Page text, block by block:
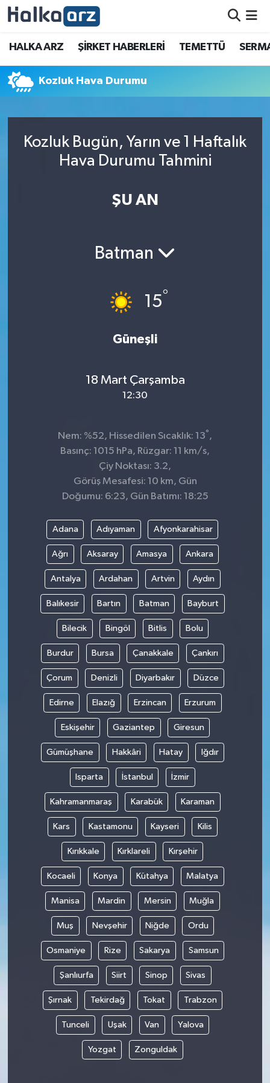
HALKA ARZ ŞİRKET HABERLERİ TEMETTÜ
Kozluk Hava Durumu
Kozluk Bugün, Yarın ve 1 Haftalık
Hava Durumu Tahmini
ŞU AN
Batman
15°
Güneşli
18 Mart Çarşamba
12:30
Nem: %52, Hissedilen Sıcaklık: 13°,
Basınç: 1015 hPa, Rüzgar: 11 km/s,
Çiy Noktası: 3.2,
Görüş Mesafesi: 10 km, Gün
Doğumu: 6:23, Gün Batımı: 18:25
Adana Adıyaman Afyonkarahisar
Ağrı Aksaray Amasya Ankara
Antalya Ardahan Artvin Aydın
Balıkesir Bartın Batman Bayburt
Bilecik Bingöl Bitlis Bolu
Burdur Bursa Çanakkale Çankırı
Çorum Denizli Diyarbakır Düzce
Edirne Elazığ Erzincan Erzurum
Eskişehir Gaziantep Giresun
Gümüşhane Hakkâri Hatay Iğdır
Isparta İstanbul İzmir
Kahramanmaraş Karabük Karaman
Kars Kastamonu Kayseri Kilis
Kırıkkale Kırklareli Kırşehir
Kocaeli Konya Kütahya Malatya
Manisa Mardin Mersin Muğla
Muş Nevşehir Niğde Ordu
Osmaniye Rize Sakarya Samsun
Şanlıurfa Siirt Sinop Sivas
Şırnak Tekirdağ Tokat Trabzon
Tunceli Uşak Van Yalova
Yozgat Zonguldak
HALKA ARZ
SERMAYE ARTIRIMI
TEMETTÜ
İletişim